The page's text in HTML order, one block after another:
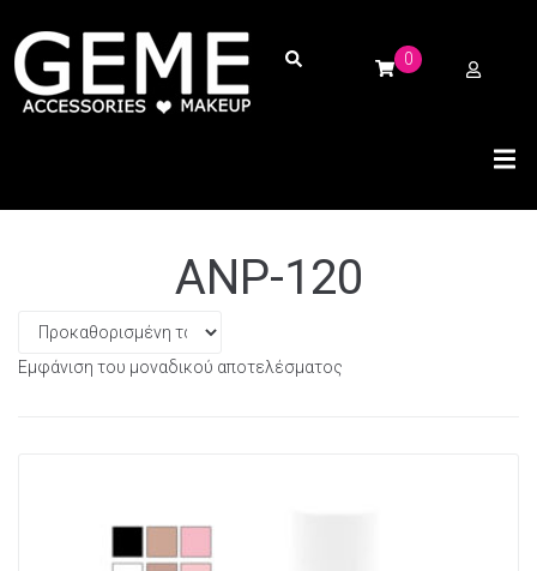
0
ANP-120
Εμφάνιση του μοναδικού αποτελέσματος